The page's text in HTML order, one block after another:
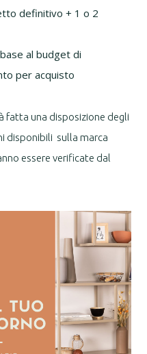
definitivo + 1 o 2
al budget di
per acquisto
fatta una disposizione degli
disponibili sulla marca
essere verificate dal